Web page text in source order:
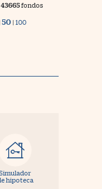
43665fondos
50 | 100
hipoteca